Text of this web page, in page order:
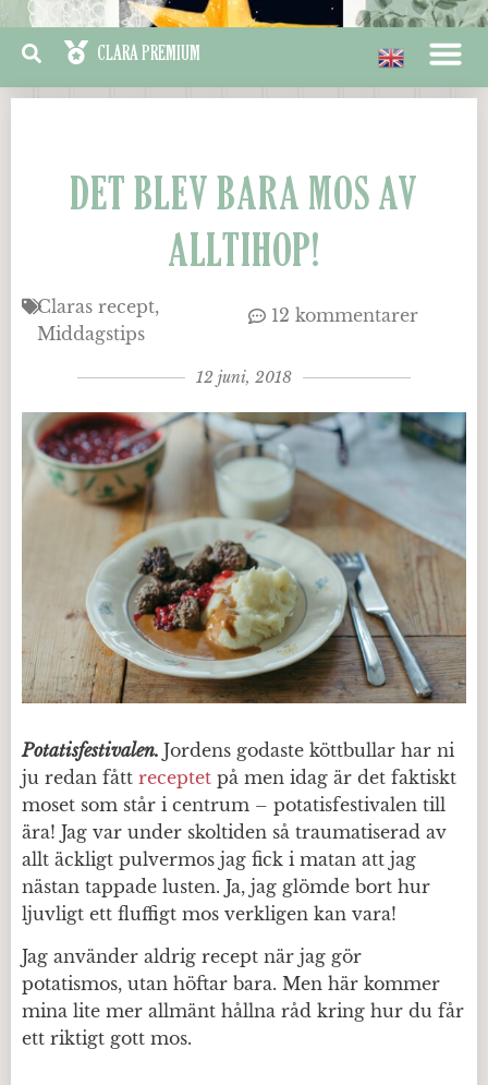
DET BLEV BARA MOS AV
ALLTIHOP!
Claras recept
Middagstips
12 kommentarer
12 juni, 2018
Potatisfestivalen. Jordens godaste köttbullar har ni
ju redan fått receptet på men idag är det faktiskt
moset som står i centrum – potatisfestivalen till
ära! Jag var under skoltiden så traumatiserad av
allt äckligt pulvermos jag fick i matan att jag
nästan tappade lusten. Ja, jag glömde bort hur
ljuvligt ett fluffigt mos verkligen kan vara!
Jag använder aldrig recept när jag gör
potatismos, utan höftar bara. Men här kommer
mina lite mer allmänt hållna råd kring hur du får
ett riktigt gott mos.